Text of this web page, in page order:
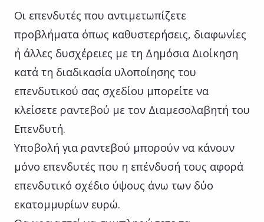
Οι επενδυτές που αντιμετωπίζετε
προβλήματα όπως καθυστερήσεις, διαφωνίες
ή άλλες δυσχέρειες με τη Δημόσια Διοίκηση
κατά τη διαδικασία υλοποίησης του
επενδυτικού σας σχεδίου μπορείτε να
κλείσετε ραντεβού με τον Διαμεσολαβητή του
Επενδυτή.
Υποβολή για ραντεβού μπορούν να κάνουν
μόνο επενδυτές που η επένδυσή τους αφορά
επενδυτικό σχέδιο ύψους άνω των δύο
εκατομμυρίων ευρώ.